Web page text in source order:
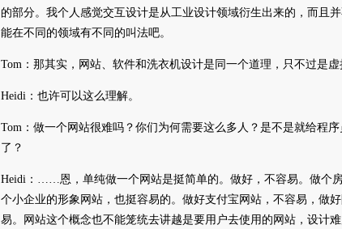
的部分。我个人感觉交互设计是从工业设计领域衍生出来的，而
能在不同的领域有不同的叫法吧。
Tom：那其实，网站、软件和洗衣机设计是同一个道理，只不过是
Heidi：也许可以这么理解。
Tom：做一个网站很难吗？你们为何需要这么多人？是不是就给程
了？
Heidi：……恩，单纯做一个网站是挺简单的。做好，不容易。做个
个小企业的形象网站，也挺容易的。做好支付宝网站，不容易，做
易。网站这个概念也不能笼统去讲越是要用户去使用的网站，设计